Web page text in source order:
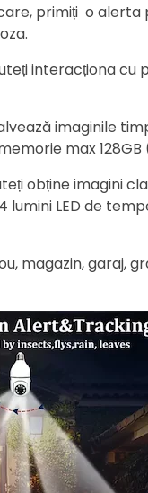
primiți o alerta
interacționa cu
imaginile
max 128GB
obține imagini
lumini LED de
magazin, garaj,